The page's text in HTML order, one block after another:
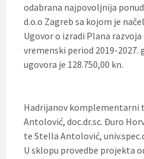
odabrana najpovoljnija
d.o.o Zagreb sa kojom je
Ugovor o izradi Plana
vremenski period 2019-2027.
ugovora je 128.750,00 kn.
Hadrijanov komplementarni
Antolović, doc.dr.sc. Đuro
te Stella Antolović,
U sklopu provedbe projekta